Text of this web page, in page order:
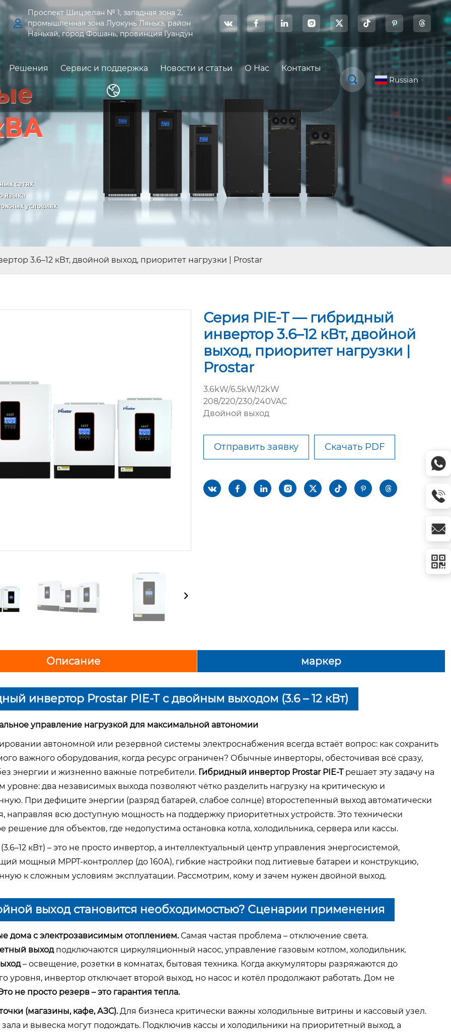

Проспект Шицзелан № 1, западная зона 2,
промышленная зона Луокунь Ляньхэ, район
Наньхай, город Фошань, провинция Гуандун
       
Решения Сервис и поддержка Новости и статьи О Нас Контакты

 Russian ▼
3.6–12 кВт, двойной выход, приоритет нагрузки | Prostar
Серия PIE-T — гибридный
инвертор 3.6–12 кВт, двойной
выход, приоритет нагрузки |
Prostar
3.6kW/6.5kW/12kW
208/220/230/240VAC
Двойной выход
Отправить заявку Скачать PDF
       
Описание маркер
инвертор Prostar PIE-T с двойным выходом (3.6 – 12 кВт)
управление нагрузкой для максимальной автономии
автономной или резервной системы электроснабжения всегда встаёт вопрос: как сохранить
важного оборудования, когда ресурс ограничен? Обычные инверторы, обесточивая всё сразу,
энергии и жизненно важные потребители. Гибридный инвертор Prostar PIE-Tрешает эту задачу на
два независимых выхода позволяют чётко разделить нагрузку на критическую и
При дефиците энергии (разряд батарей, слабое солнце) второстепенный выход автоматически
направляя всю доступную мощность на поддержку приоритетных устройств. Это технически
решение для объектов, где недопустима остановка котла, холодильника, сервера или кассы.
кВт) – это не просто инвертор, а интеллектуальный центр управления энергосистемой,
мощный MPPT-контроллер (до 160А), гибкие настройки под литиевые батареи и конструкцию,
к сложным условиям эксплуатации. Рассмотрим, кому и зачем нужен двойной выход.
выход становится необходимостью? Сценарии применения
дома с электрозависимым отоплением.Самая частая проблема – отключение света.
выход подключаются циркуляционный насос, управление газовым котлом, холодильник.
– освещение, розетки в комнатах, бытовая техника. Когда аккумуляторы разряжаются до
уровня, инвертор отключает второй выход, но насос и котёл продолжают работать. Дом не
не просто резерв – это гарантия тепла.
(магазины, кафе, АЗС).Для бизнеса критически важны холодильные витрины и кассовый узел.
и вывеска могут подождать. Подключив кассы и холодильники на приоритетный выход, а